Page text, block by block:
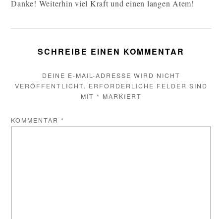
Danke! Weiterhin viel Kraft und einen langen Atem!
SCHREIBE EINEN KOMMENTAR
DEINE E-MAIL-ADRESSE WIRD NICHT
VERÖFFENTLICHT. ERFORDERLICHE FELDER SIND
MIT * MARKIERT
KOMMENTAR*